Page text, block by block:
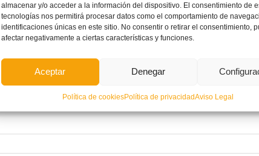
almacenar y/o acceder a la información del dispositivo. El consentimiento de
tecnologías nos permitirá procesar datos como el comportamiento de
identificaciones únicas en este sitio. No consentir o retirar el consentimiento,
afectar negativamente a ciertas características y funciones.
Aceptar Denegar
Política de cookiesPolítica de privacidadAviso Legal